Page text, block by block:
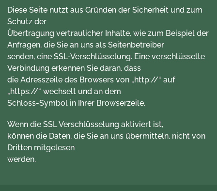
Diese Seite nutzt aus Gründen der Sicherheit und zum
Schutz der
Übertragung vertraulicher Inhalte, wie zum Beispiel der
Anfragen, die Sie an uns als Seitenbetreiber
senden, eine SSL-Verschlüsselung. Eine verschlüsselte
Verbindung erkennen Sie daran, dass
die Adresszeile des Browsers von „http://“ auf
„https://“ wechselt und an dem
Schloss-Symbol in Ihrer Browserzeile.
Wenn die SSL Verschlüsselung aktiviert ist,
können die Daten, die Sie an uns übermitteln, nicht von
Dritten mitgelesen
werden.